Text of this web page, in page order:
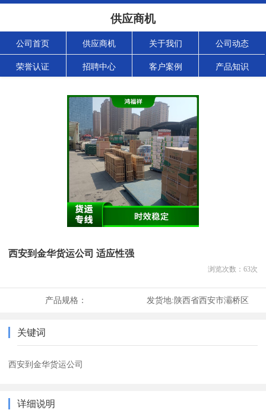
供应商机
公司首页 供应商机 关于我们 公司动态
荣誉认证 招聘中心 客户案例 产品知识
西安到金华货运公司 适应性强
浏览次数： 63次
产品规格： 发货地:陕西省西安市灞桥区
关键词
西安到金华货运公司
详细说明